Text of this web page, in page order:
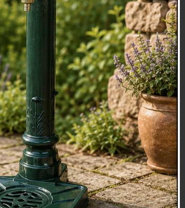
x 1 cm
příspěvku 2.90 Kč